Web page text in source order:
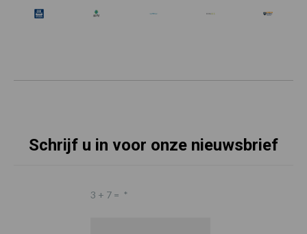
Schrijf u in voor onze nieuwsbrief
3 + 7 = *